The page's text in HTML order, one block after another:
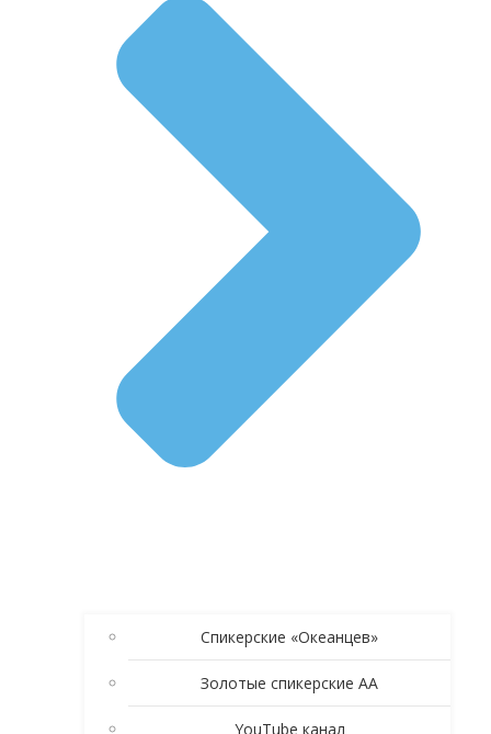
Спикерские «Океанцев»
Золотые спикерские АА
YouTube канал